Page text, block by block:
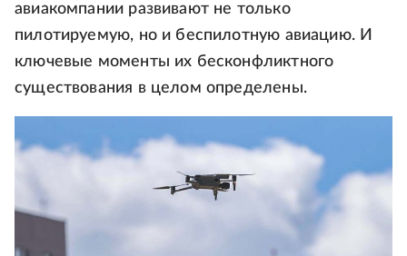
авиакомпании развивают не только
пилотируемую, но и беспилотную авиацию. И
ключевые моменты их бесконфликтного
существования в целом определены.